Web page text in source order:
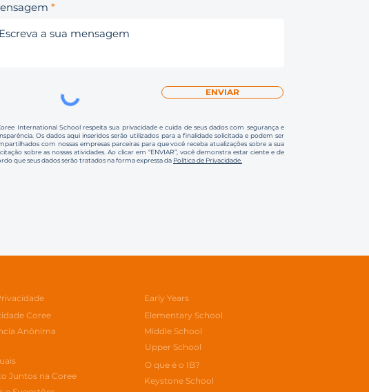
ENVIAR
International School respeita sua privacidade e cuida de seus dados com segurança e
Os dados aqui inseridos serão utilizados para a finalidade solicitada e podem ser
com nossas empresas parceiras para que você receba atualizações sobre a sua
sobre as nossas atividades. Ao clicar em “ENVIAR”, você demonstra estar ciente e de
que seus dados serão tratados na forma expressa da Política de Privacidade.
Coree
Anônima
Early Years
Elementary School
Middle School
Upper School
Juntos na Coree
O que é o IB?
Keystone School